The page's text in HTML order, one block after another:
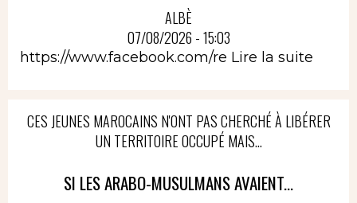
ALBÈ
07/08/2026 - 15:03
https://www.facebook.com/re Lire la suite
CES JEUNES MAROCAINS N'ONT PAS CHERCHÉ À LIBÉRER
UN TERRITOIRE OCCUPÉ MAIS...
SI LES ARABO-MUSULMANS AVAIENT...